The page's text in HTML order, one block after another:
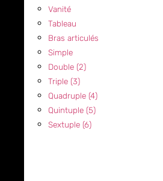
Vanité
Tableau
Bras articulés
Simple
Double (2)
Triple (3)
Quadruple (4)
Quintuple (5)
Sextuple (6)